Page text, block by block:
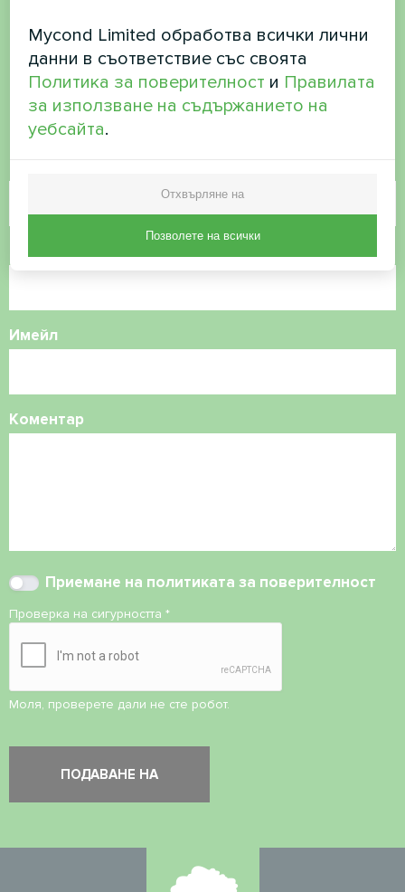
имате въпроси?
Свържете се с нас и ние ще ви
помогнем
Имейл
Коментар
Приемане на политиката за поверителност
Проверка на сигурността *
Моля, проверете дали не сте робот.
Mycond Limited обработва всички лични
данни в съответствие със своята
Политика за поверителност и Правилата
за използване на съдържанието на
уебсайта.
Отхвърляне на
Позволете на всички